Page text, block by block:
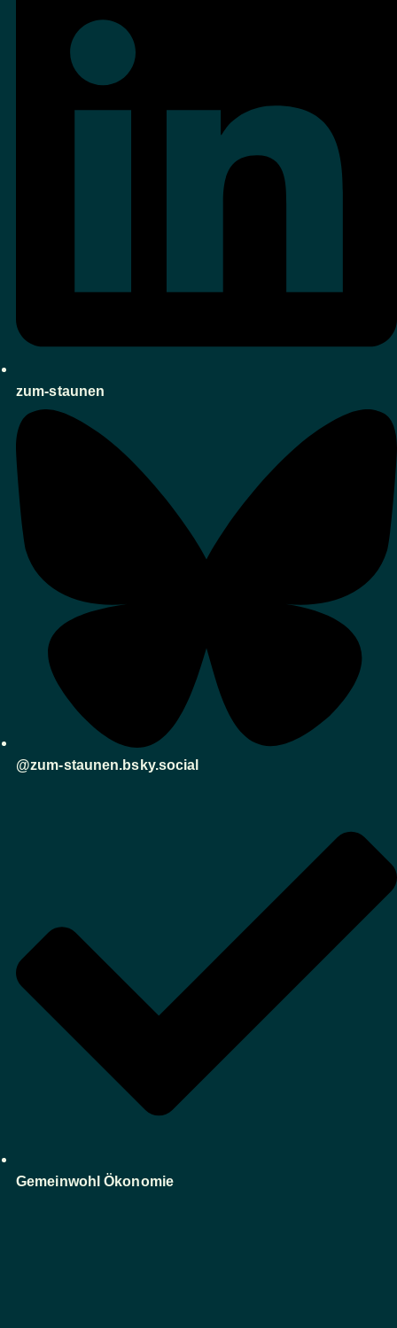
zum-staunen
@zum-staunen.bsky.social
Gemeinwohl Ökonomie